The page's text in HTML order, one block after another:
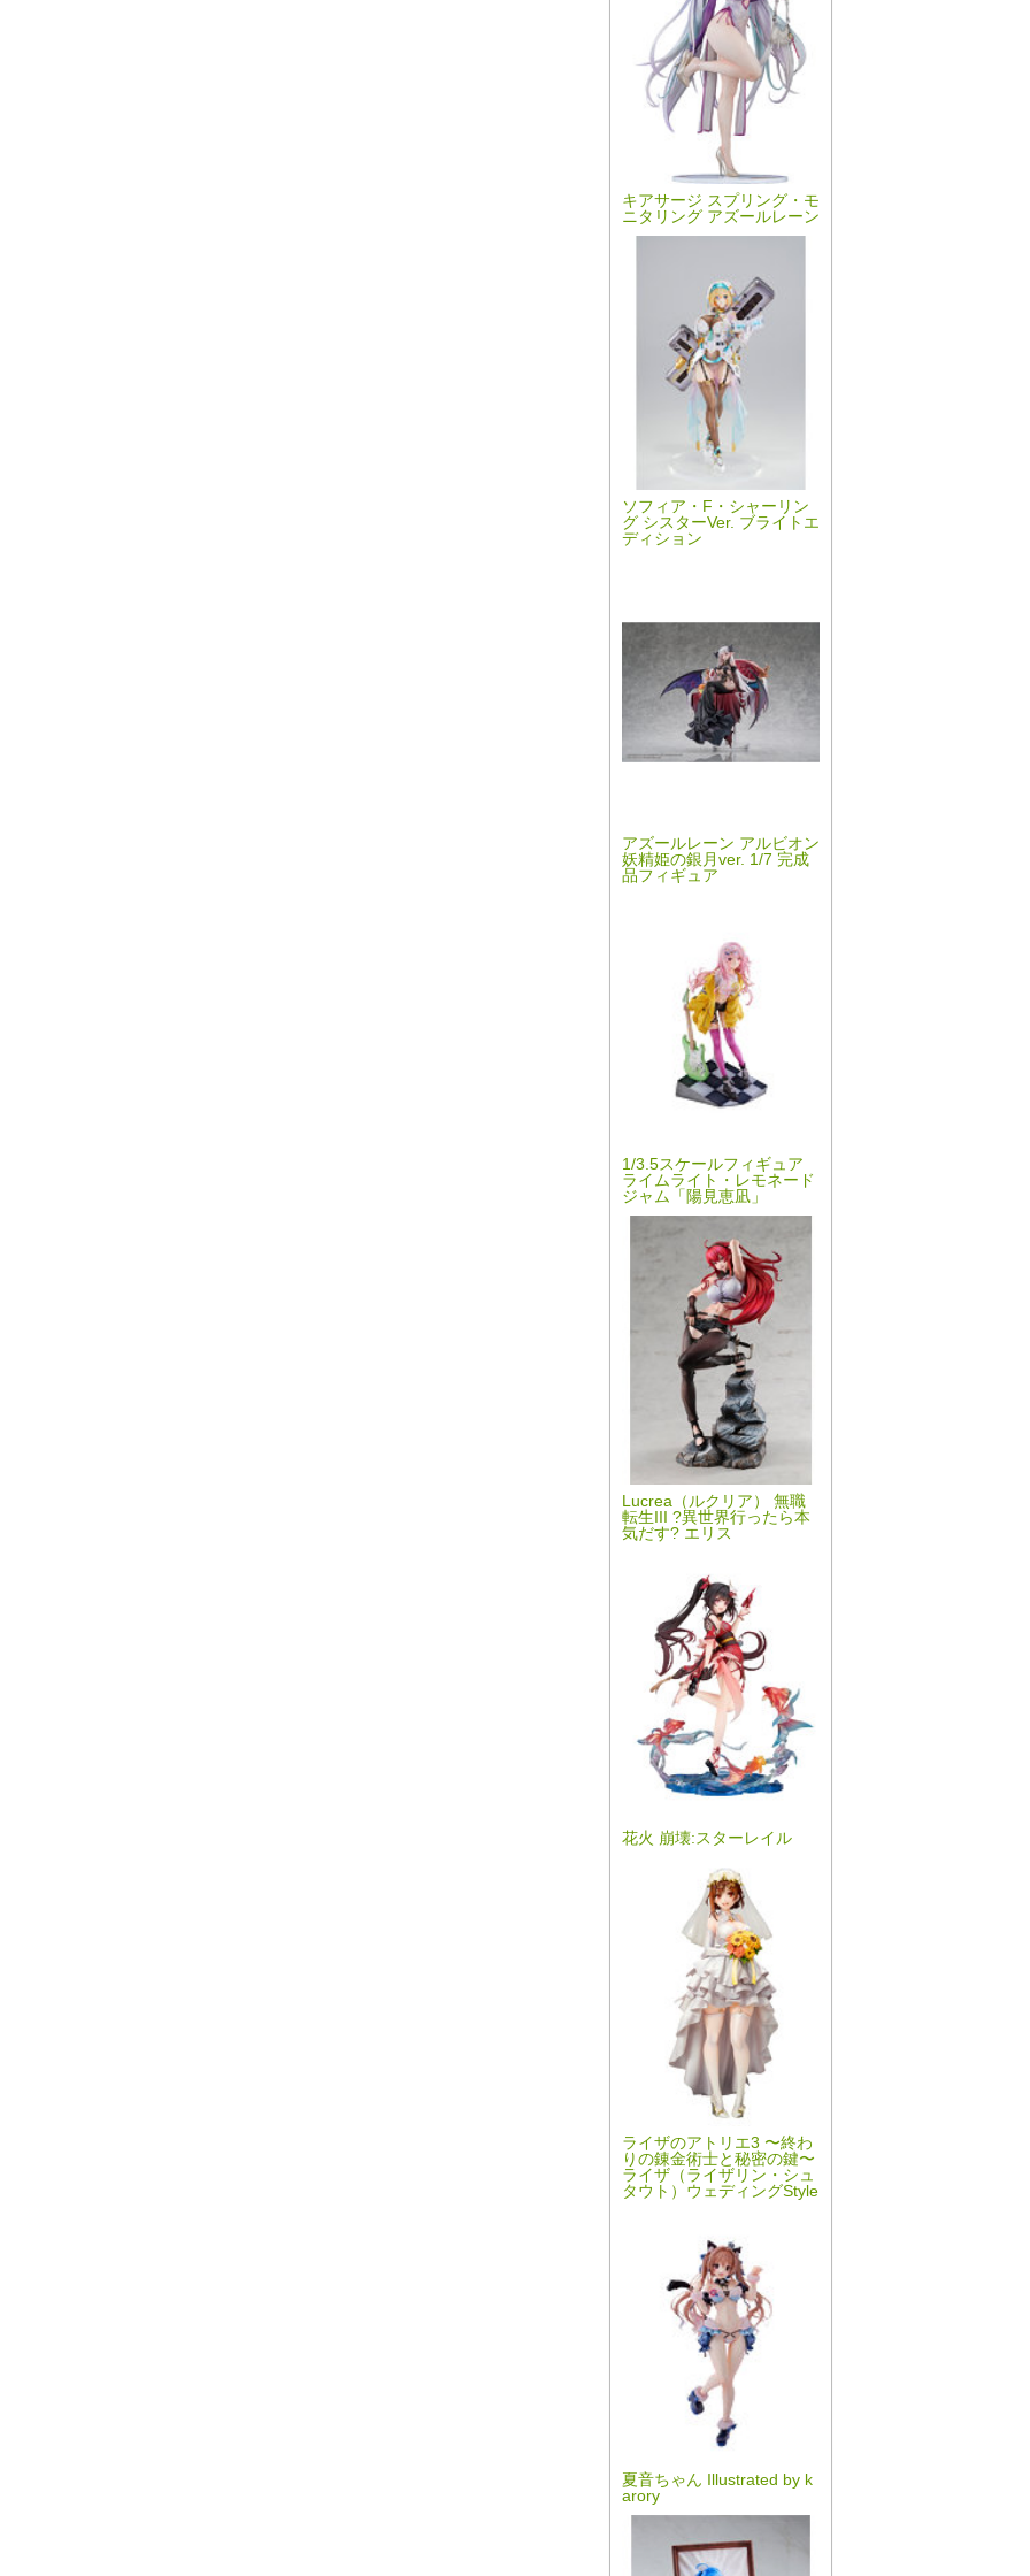
キアサージ スプリング・モ
ニタリング アズールレーン
ソフィア・F・シャーリン
グ シスターVer. ブライトエ
ディション
アズールレーン アルビオン
妖精姫の銀月ver. 1/7 完成
品フィギュア
1/3.5スケールフィギュア
ライムライト・レモネード
ジャム「陽見恵凪」
Lucrea（ルクリア） 無職
転生III ?異世界行ったら本
気だす? エリス
花火 崩壊:スターレイル
ライザのアトリエ3 〜終わ
りの錬金術士と秘密の鍵〜
ライザ（ライザリン・シュ
タウト）ウェディングStyle
夏音ちゃん Illustrated by k
arory